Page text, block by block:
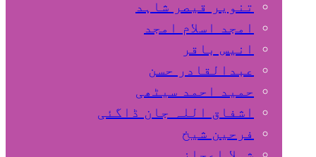
تنویر قیصر شاہد
امجد اسلام امجد
انیس باقر
عبدالقادر حسن
حمید احمد سیٹھی
اشفاق اللہ جان ڈاگئی
فرحین شیخ